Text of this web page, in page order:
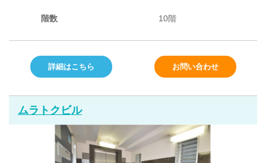
階数 10階
詳細はこちら お問い合わせ
ムラトクビル